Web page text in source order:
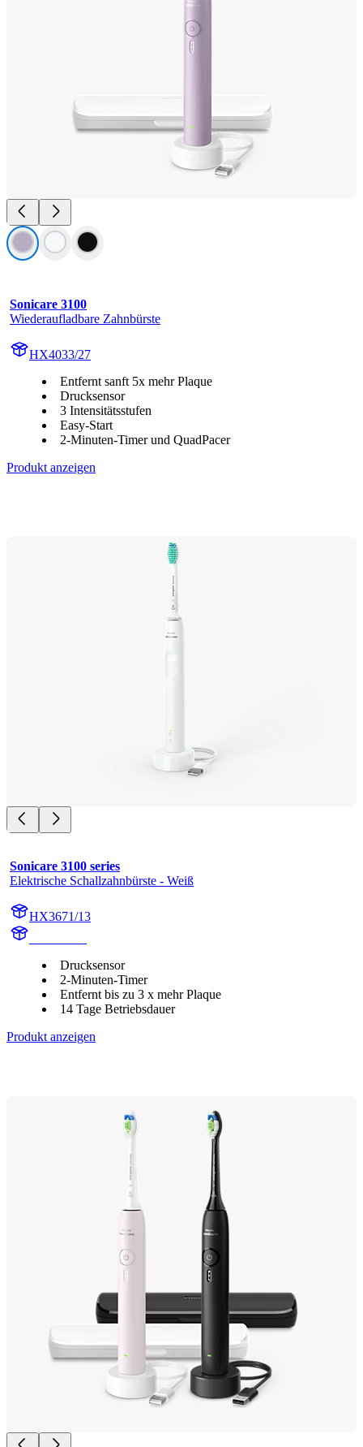
Sonicare 3100
Wiederaufladbare Zahnbürste
HX4033/27
Entfernt sanft 5x mehr Plaque
Drucksensor
3 Intensitätsstufen
Easy-Start
2-Minuten-Timer und QuadPacer
Produkt anzeigen
Sonicare 3100 series
Elektrische Schallzahnbürste - Weiß
HX3671/13
Drucksensor
2-Minuten-Timer
Entfernt bis zu 3 x mehr Plaque
14 Tage Betriebsdauer
Produkt anzeigen